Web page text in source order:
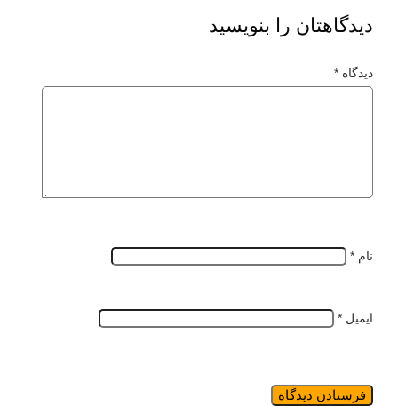
دیدگاهتان را بنویسید
دیدگاه *
نام *
ایمیل *